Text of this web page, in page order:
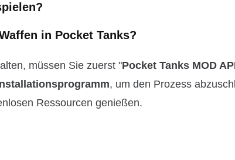
in Pocket Tanks?
müssen Sie zuerst "Pocket Tanks MOD
, um den Prozess
Ressourcen genießen.